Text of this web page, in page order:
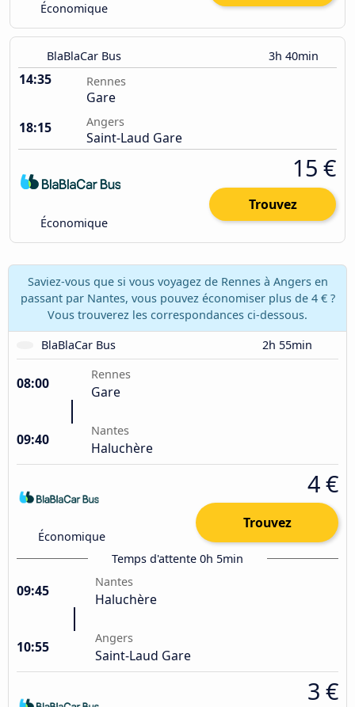
Économique
BlaBlaCar Bus 3h 40min
14:35 Rennes
Gare
18:15
Angers
Saint-Laud Gare
Économique
15 €
Trouvez
Saviez-vous que si vous voyagez de Rennes à Angers en
passant par Nantes, vous pouvez économiser plus de 4 € ?
Vous trouverez les correspondances ci-dessous.
BlaBlaCar Bus
2h 55min
08:00
Rennes
Gare
09:40
Nantes
Haluchère
Économique
4 €
Trouvez
Temps d'attente 0h 5min
09:45
Nantes
Haluchère
10:55
Angers
Saint-Laud Gare
3 €